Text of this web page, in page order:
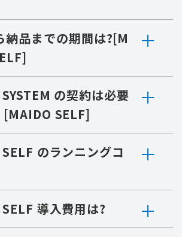
納品までの期間は?[M
の契約は必要
[MAIDO SELF]
のランニングコ
導入費用は?